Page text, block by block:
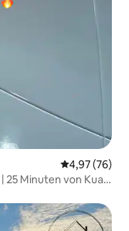
4,97 (76)
25 Minuten von Kuala